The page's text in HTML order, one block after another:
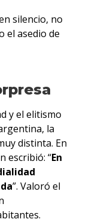
silencio, no
el asedio de
y el elitismo
la
distinta. En
escribió: “En
”. Valoró el